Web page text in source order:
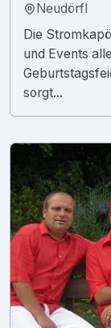
Neudörfl
Die
und Events
sorgt...